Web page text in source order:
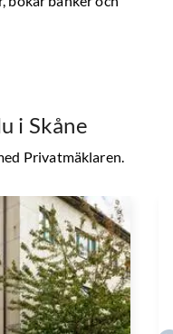
i Skåne
Privatmäklaren.